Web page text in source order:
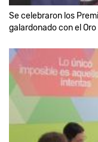
Se celebraron los
galardonado con el Oro